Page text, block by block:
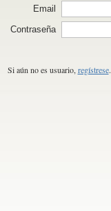
Email
Contraseña
Si aún no es usuario, regístrese.